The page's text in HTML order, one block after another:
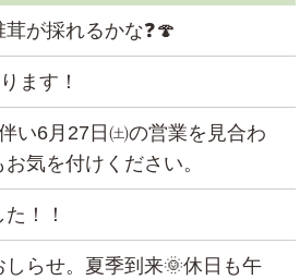
が採れるかな❓🍄
ます！
い6月27日㈯の営業を見合わ
気を付けください。
！！
らせ。夏季到来🌞休日も午